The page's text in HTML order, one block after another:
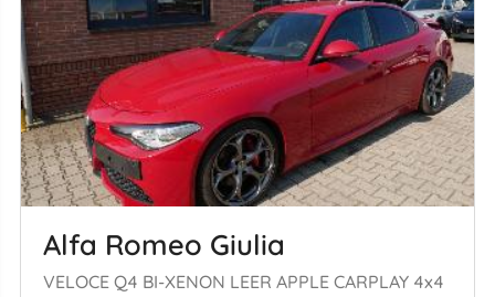
Alfa Romeo Giulia
VELOCE Q4 BI-XENON LEER APPLE CARPLAY 4x4